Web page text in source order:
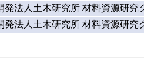
発法人土木研究所 材料資源研究
発法人土木研究所 材料資源研究